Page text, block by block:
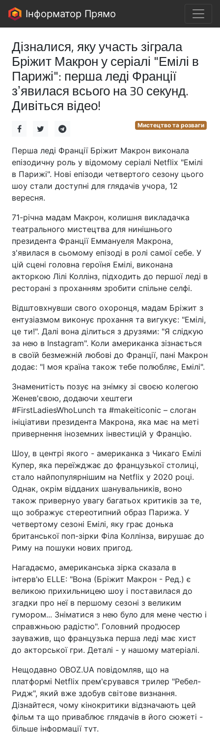
Інформатор Прямо
Дізналися, яку участь зіграла
Бріжит Макрон у серіалі "Емілі в
Парижі": перша леді Франції
зʼявилася всього на 30 секунд.
Дивіться відео!
Мистецтво та розваги
Перша леді Франції Бріжит Макрон виконала
епізодичну роль у відомому серіалі Netflix "Емілі
в Парижі". Нові епізоди четвертого сезону цього
шоу стали доступні для глядачів учора, 12
вересня.
71-річна мадам Макрон, колишня викладачка
театрального мистецтва для нинішнього
президента Франції Еммануеля Макрона,
з'явилася в сьомому епізоді в ролі самої себе. У
цій сцені головна героїня Емілі, виконана
акторкою Лілі Коллінз, підходить до першої леді в
ресторані з проханням зробити спільне селфі.
Відштовхнувши свого охоронця, мадам Бріжит з
ентузіазмом виконує прохання та вигукує: "Емілі,
це ти!". Далі вона ділиться з друзями: "Я слідкую
за нею в Instagram". Коли американка зізнається
в своїй безмежній любові до Франції, пані Макрон
додає: "І моя країна також тебе полюбляє, Емілі".
Знаменитість позує на знімку зі своєю колегою
Женев'євою, додаючи хештеги
#FirstLadiesWhoLunch та #makeiticonic – слоган
ініціативи президента Макрона, яка має на меті
привернення іноземних інвестицій у Францію.
Шоу, в центрі якого - американка з Чикаго Емілі
Купер, яка переїжджає до французької столиці,
стало найпопулярнішим на Netflix у 2020 році.
Однак, окрім відданих шанувальників, воно
також привернуо увагу багатьох критиків за те,
що зображує стереотипний образ Парижа. У
четвертому сезоні Емілі, яку грає донька
британської поп-зірки Філа Коллінза, вирушає до
Риму на пошуки нових пригод.
Нагадаємо, американська зірка сказала в
інтерв'ю ELLE: "Вона (Бріжит Макрон - Ред.) є
великою прихильницею шоу і поставилася до
згадки про неї в першому сезоні з великим
гумором... Зніматися з нею було для мене честю і
справжньою радістю". Головний продюсер
зауважив, що французька перша леді має хист
до акторської гри. Деталі - у нашому матеріалі.
Нещодавно OBOZ.UA повідомляв, що на
платформі Netflix прем'єрувався трилер "Ребел-
Ридж", який вже здобув світове визнання.
Дізнайтеся, чому кінокритики відзначають цей
фільм та що приваблює глядачів в його сюжеті -
більше інформації тут.